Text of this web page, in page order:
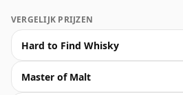
VERGELIJK PRIJZEN
Hard to Find Whisky
Master of Malt